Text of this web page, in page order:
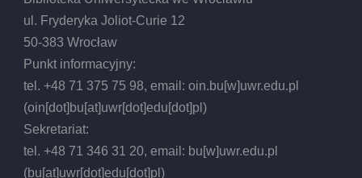
ul. Fryderyka Joliot-Curie 12
50-383 Wrocław
Punkt informacyjny:
tel. +48 71 375 75 98, email:oin.bu[w]uwr.edu.pl
(oin[dot]bu[at]uwr[dot]edu[dot]pl)
Sekretariat:
tel. +48 71 346 31 20, email: bu[w]uwr.edu.pl
(bu[at]uwr[dot]edu[dot]pl)